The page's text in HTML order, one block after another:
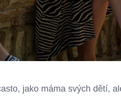
jako máma svých dětí,